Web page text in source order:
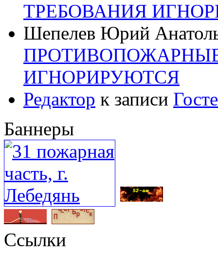
ТРЕБОВАНИЯ
Шепелев Юрий
ИГНОРИРУЮТСЯ
Редактор к записи
Баннеры
Ссылки